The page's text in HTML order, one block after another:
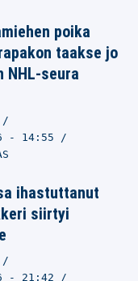
poika
taakse jo
NHL-seura
- 14:55
ihastuttanut
siirtyi
- 21:42